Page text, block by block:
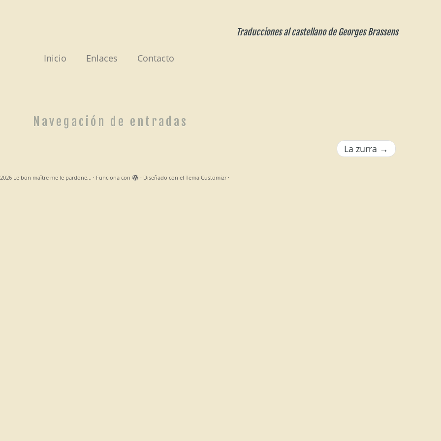
Traducciones al castellano de Georges Brassens
Inicio Enlaces Contacto
Navegación de entradas
La zurra →
Le bon maître me le pardone... · Funciona con · Diseñado con el Tema Customizr·